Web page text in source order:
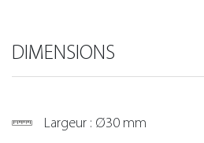
DIMENSIONS
Largeur : Ø30 mm